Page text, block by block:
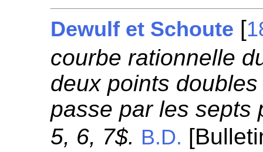
Dewulf et Schoute [
courbe rationnelle
deux points
passe par les septs
5, 6, 7$. B.D.